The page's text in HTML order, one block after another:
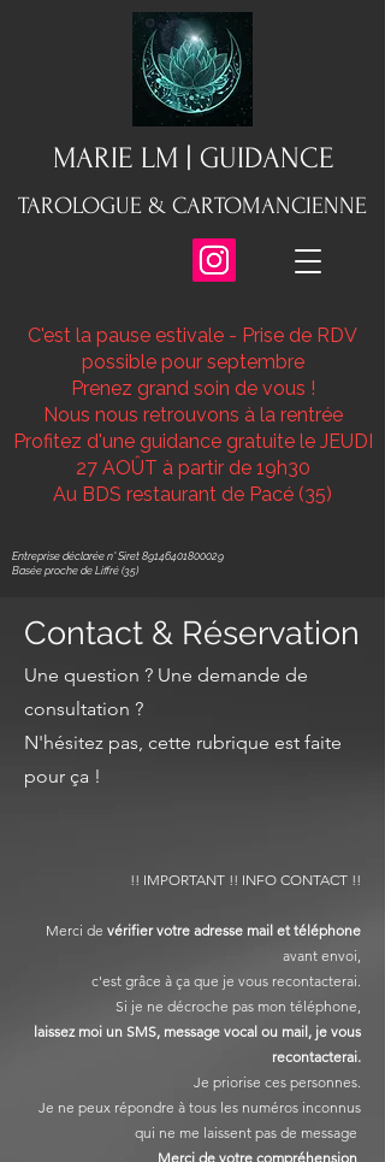
MARIE LM | GUIDANCE
TAROLOGUE & CARTOMANCIENNE
C'est la pause estivale - Prise de RDV
possible pour septembre
Prenez grand soin de vous !
Nous nous retrouvons à la rentrée
Profitez d'une guidance gratuite le JEUDI
27 AOÛT à partir de 19h30
Au BDS restaurant de Pacé (35)
Entreprise déclarée n° Siret 89146401800029
Basée proche de Liffré (35)
Contact & Réservation
Une question ? Une demande de
consultation ?
N'hésitez pas, cette rubrique est faite
pour ça !
!! IMPORTANT !! INFO CONTACT !!
Merci de vérifier votre adresse mail et téléphone
avant envoi,
c'est grâce à ça que je vous recontacterai.
Si je ne décroche pas mon téléphone,
laissez moi un SMS, message vocal ou mail, je vous
recontacterai.
Je priorise ces personnes.
Je ne peux répondre à tous les numéros inconnus
qui ne me laissent pas de message
Merci de votre compréhension.